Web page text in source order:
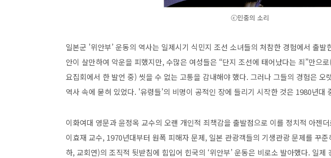
ⓒ민중의 소리
일본군 '위안부’ 운동의 역사는 일제시기 식민지 조선 소녀들의 처참한 경험에서 출발
안이 살만하여 악운을 피했지만, 수많은 여성들은 “단지 조선에 태어났다는 죄”만으
요집회에서 한 발언 중) 씻을 수 없는 고통을 감내해야 했다. 그러나 그들의 경험은 오
역사 속에 묻혀 있었다. '유령들’의 비명이 공적인 장에 들리기 시작한 것은 1980년대
이화여대 영문과 윤정옥 교수의 오랜 개인적 죄책감을 출발점으로 이를 정치적 아젠
이효재 교수, 1970년대부터 원폭 피해자 문제, 일본 관광객들의 기생관광 문제를 꾸
하, 교회연)의 조직적 뒷받침에 힘입어 힌국의 ‘위안부’ 운동은 비로소 발아했다. 일제